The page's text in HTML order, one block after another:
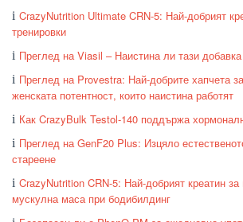
CrazyNutrition Ultimate CRN-5: Най-добрият
тренировки
Преглед на Viasil – Наистина ли тази
Преглед на Provestra: Най-добрите хапчета
женската потентност, които наистина работят
Как CrazyBulk Testol-140 поддържа
Преглед на GenF20 Plus: Изцяло
стареене
CrazyNutrition CRN-5: Най-добрият креатин за
мускулна маса при бодибилдинг